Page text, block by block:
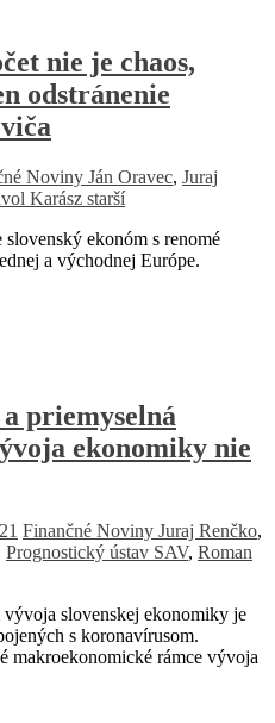
nie je chaos,
odstránenie
Noviny Ján Oravec, Juraj
Karász starší
ekonóm s renomé
a východnej Európe.
priemyselná
ekonomiky nie
Finančné Noviny Juraj Renčko,
Prognostický ústav SAV, Roman
slovenskej ekonomiky je
s koronavírusom.
makroekonomické rámce vývoja